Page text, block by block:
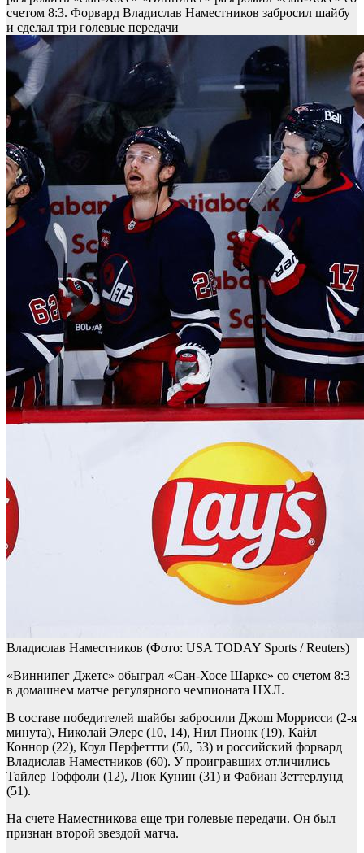
счетом 8:3. Форвард Владислав Наместников забросил шайбу
и сделал три голевые передачи
Владислав Наместников (Фото: USA TODAY Sports / Reuters)
«Виннипег Джетс» обыграл «Сан-Хосе Шаркс» со счетом 8:3
в домашнем матче регулярного чемпионата НХЛ.
В составе победителей шайбы забросили Джош Моррисси (2-я
минута), Николай Элерс (10, 14), Нил Пионк (19), Кайл
Коннор (22), Коул Перфеттти (50, 53) и российский форвард
Владислав Наместников (60). У проигравших отличились
Тайлер Тоффоли (12), Люк Кунин (31) и Фабиан Зеттерлунд
(51).
На счете Наместникова еще три голевые передачи. Он был
признан второй звездой матча.